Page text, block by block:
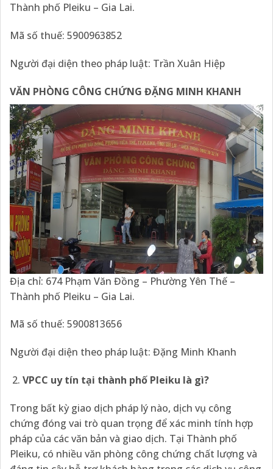
Thành phố Pleiku – Gia Lai.
Mã số thuế: 5900963852
Người đại diện theo pháp luật: Trần Xuân Hiệp
VĂN PHÒNG CÔNG CHỨNG ĐẶNG MINH KHANH
Địa chỉ: 674 Phạm Văn Đồng – Phường Yên Thế –
Thành phố Pleiku – Gia Lai.
Mã số thuế: 5900813656
Người đại diện theo pháp luật: Đặng Minh Khanh
VPCC uy tín tại thành phố Pleiku là gì?
Trong bất kỳ giao dịch pháp lý nào, dịch vụ công
chứng đóng vai trò quan trọng để xác minh tính hợp
pháp của các văn bản và giao dịch. Tại Thành phố
Pleiku, có nhiều văn phòng công chứng chất lượng và